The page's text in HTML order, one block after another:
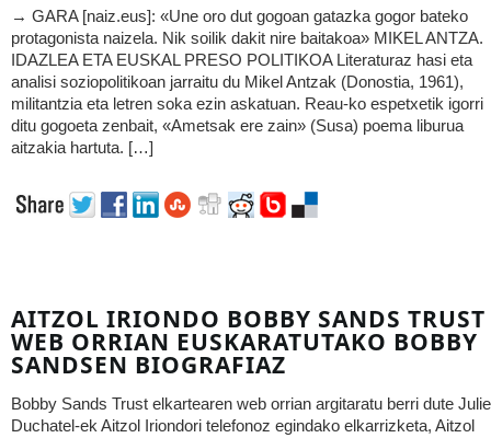
→ GARA [naiz.eus]: «Une oro dut gogoan gatazka gogor bateko
protagonista naizela. Nik soilik dakit nire baitakoa» MIKEL ANTZA.
IDAZLEA ETA EUSKAL PRESO POLITIKOA Literaturaz hasi eta
analisi soziopolitikoan jarraitu du Mikel Antzak (Donostia, 1961),
militantzia eta letren soka ezin askatuan. Reau-ko espetxetik igorri
ditu gogoeta zenbait, «Ametsak ere zain» (Susa) poema liburua
aitzakia hartuta. […]
AITZOL IRIONDO BOBBY SANDS TRUST
WEB ORRIAN EUSKARATUTAKO BOBBY
SANDSEN BIOGRAFIAZ
Bobby Sands Trust elkartearen web orrian argitaratu berri dute Julie
Duchatel-ek Aitzol Iriondori telefonoz egindako elkarrizketa, Aitzol